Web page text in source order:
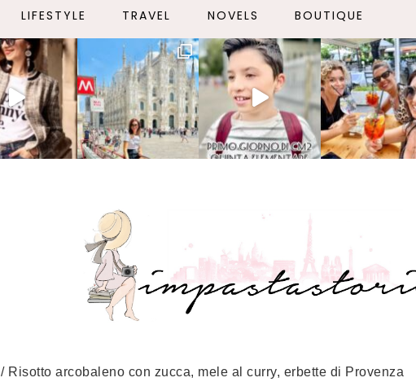
LIFESTYLE TRAVEL NOVELS BOUTIQUE
/Risotto arcobaleno con zucca, mele al curry, erbette di Provenza